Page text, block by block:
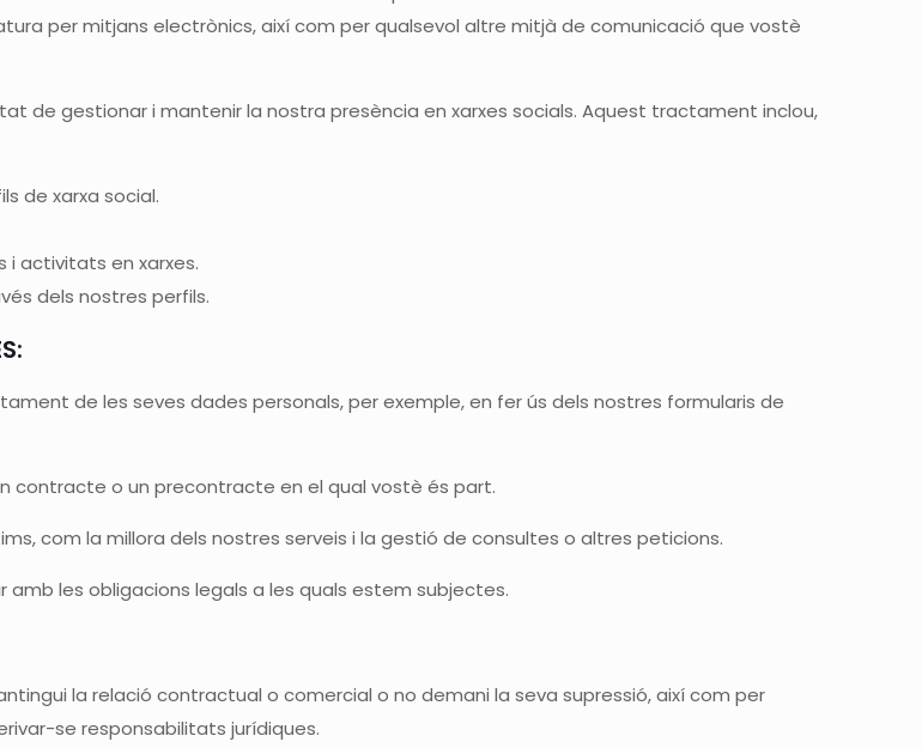
per mitjans electrònics, així com per qualsevol altre mitjà de comunicació que vostè
de gestionar i mantenir la nostra presència en xarxes socials. Aquest tractament inclou,
de xarxa social.
i activitats en xarxes.
dels nostres perfils.
de les seves dades personals, per exemple, en fer ús dels nostres formularis de
contracte o un precontracte en el qual vostè és part.
com la millora dels nostres serveis i la gestió de consultes o altres peticions.
amb les obligacions legals a les quals estem subjectes.
la relació contractual o comercial o no demani la seva supressió, així com per
se responsabilitats jurídiques.